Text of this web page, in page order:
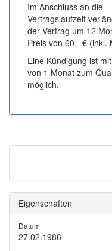
Im Anschluss an die
Vertragslaufzeit
der Vertrag um 12
Preis von 60,- € (inkl.
Eine Kündigung ist
von 1 Monat zum
möglich.
Eigenschaften
Datum
27.02.1986